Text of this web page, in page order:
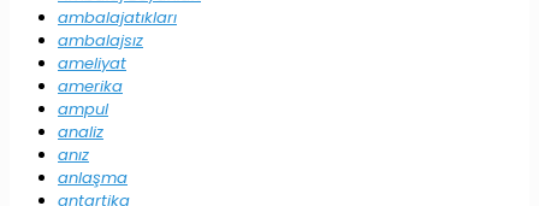
ambalajatıkları
ambalajsız
ameliyat
amerika
ampul
analiz
anız
anlaşma
antartika